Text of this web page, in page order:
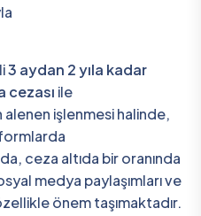
3 aydan 2 yıla kadar
cezası ile
alenen işlenmesi halinde,
ceza altıda bir oranında
medya paylaşımları ve
önem taşımaktadır.